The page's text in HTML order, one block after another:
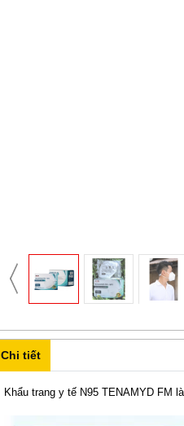
Chi tiết
Khẩu trang y tế N95 TENAMYD FM